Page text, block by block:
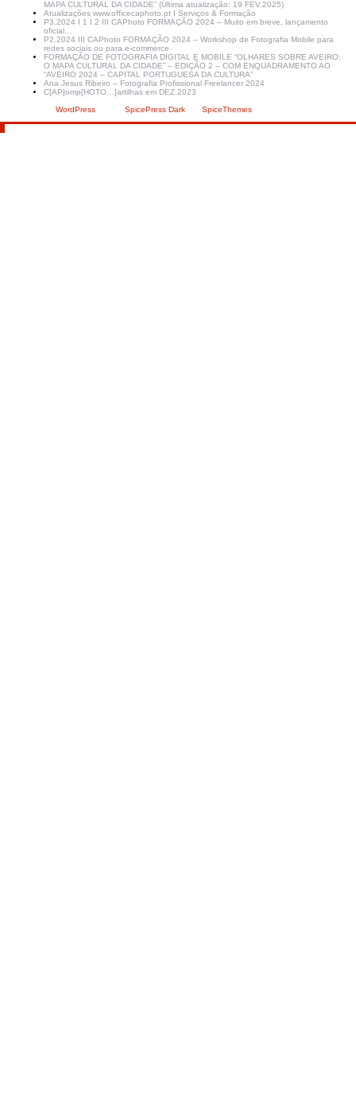
MAPA CULTURAL DA CIDADE” (Última atualização: 19 FEV.2025)
Atualizações www.officecaphoto.pt I Serviços & Formação
P3.2024 I 1 I 2 III CAPhoto FORMAÇÃO 2024 – Muito em breve, lançamento
oficial…
P2.2024 III CAPhoto FORMAÇÃO 2024 – Workshop de Fotografia Mobile para
redes sociais ou para e-commerce
FORMAÇÃO DE FOTOGRAFIA DIGITAL E MOBILE “OLHARES SOBRE AVEIRO:
O MAPA CULTURAL DA CIDADE” – EDIÇÃO 2 – COM ENQUADRAMENTO AO
“AVEIRO 2024 – CAPITAL PORTUGUESA DA CULTURA”
Ana Jesus Ribeiro – Fotografia Profissional Freelancer 2024
C[AP]omp[HOTO…]artilhas em DEZ.2023
WordPress SpicePress Dark SpiceThemes